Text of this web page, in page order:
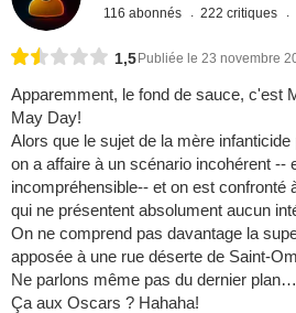
116 abonnés 222 critiques
1,5 Publiée le 23 novembre
Apparemment, le fond de sauce, c'est
May Day!
Alors que le sujet de la mère
on a affaire à un scénario incohérent --
incompréhensible-- et on est confronté
qui ne présentent absolument aucun
On ne comprend pas davantage la
apposée à une rue déserte de Saint-
Ne parlons même pas du dernier plan…
Ça aux Oscars ? Hahaha!